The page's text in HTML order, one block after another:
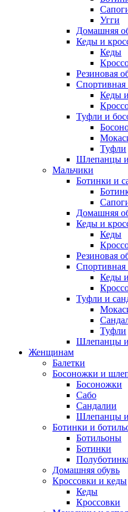
Угги
Домашняя
Кеды и
Кеды
Резиновая
Спортивная
Кеды
Туфли и
Туфли
Шлепанцы и
Мальчики
Ботинки и
Домашняя
Кеды и
Кеды
Резиновая
Спортивная
Кеды
Туфли и
Туфли
Шлепанцы и
Женщинам
Балетки
Босоножки и
Босоножки
Сабо
Сандалии
Шлепанцы и
Ботинки и
Ботильоны
Ботинки
Домашняя обувь
Кроссовки и кеды
Кеды
Кроссовки